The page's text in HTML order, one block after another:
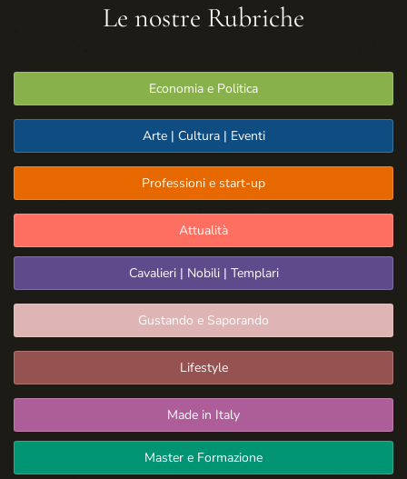
Le nostre Rubriche
Economia e Politica
Arte | Cultura | Eventi
Professioni e start-up
Attualità
Cavalieri | Nobili | Templari
Gustando e Saporando
Lifestyle
Made in Italy
Master e Formazione